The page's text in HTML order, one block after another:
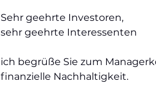
Sehr geehrte Investoren,
sehr geehrte Interessenten
ich begrüße Sie zum
finanzielle Nachhaltigkeit.